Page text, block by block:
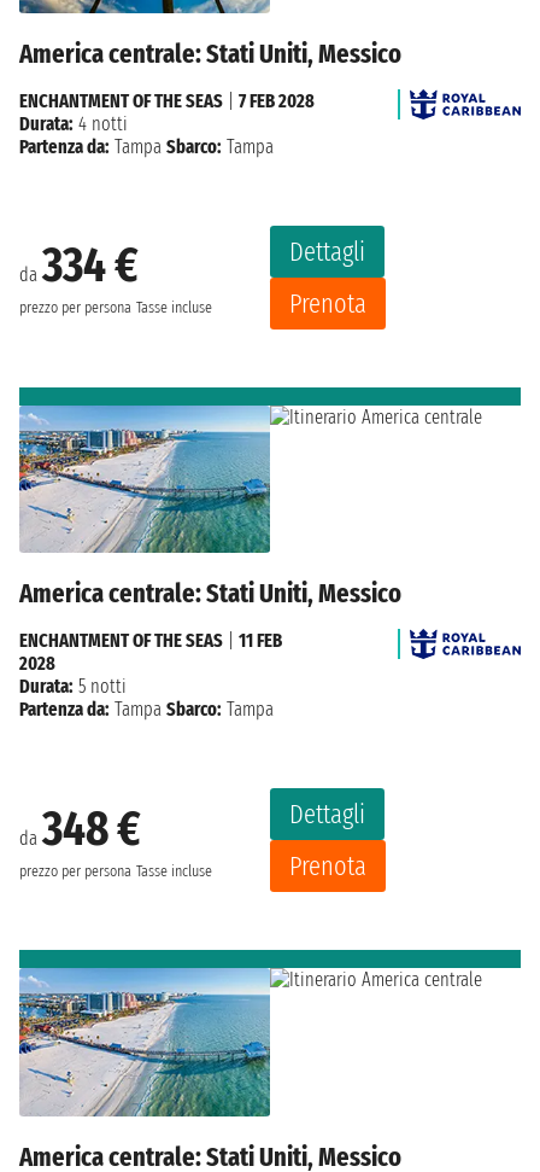
America centrale: Stati Uniti, Messico
da334 €
prezzo per persona Tasse incluse
Dettagli
Prenota
ENCHANTMENT OF THE SEAS
7 FEB 2028
Durata: 4 notti
Partenza da: Tampa Sbarco: Tampa
America centrale: Stati Uniti, Messico
da348 €
prezzo per persona Tasse incluse
Dettagli
Prenota
ENCHANTMENT OF THE SEAS
11 FEB
2028
Durata: 5 notti
Partenza da: Tampa Sbarco: Tampa
America centrale: Stati Uniti, Messico